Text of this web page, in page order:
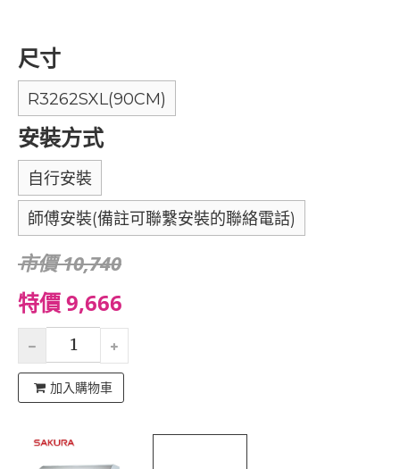
尺寸
R3262SXL(90CM)
安裝方式
自行安裝
師傅安裝(備註可聯繫安裝的聯絡電話)
市價 10,740
特價 9,666
加入購物車